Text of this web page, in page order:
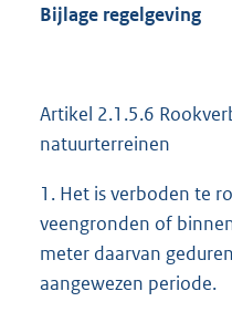
Bijlage regelgeving
Artikel 2.1.5.6
natuurterreinen
1. Het is verboden te
veengronden of
meter daarvan
aangewezen periode.